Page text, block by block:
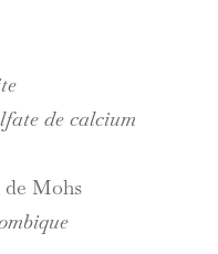
de calcium
de Mohs